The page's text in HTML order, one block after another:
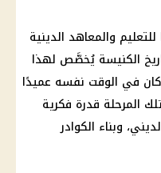
والمعاهد الدينية
الكنيسة يُخصَّص لهذا
في الوقت نفسه عميدًا
المرحلة قدرة فكرية
وبناء الكوادر